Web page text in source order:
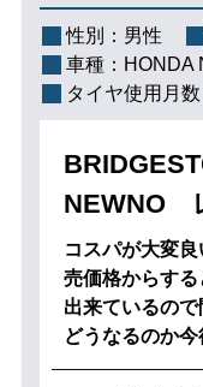
性別： 男性
車種： HONDA
タイヤ使用月数
NEWNO
コスパが大変
売価格からす
出来ているの
どうなるのか今